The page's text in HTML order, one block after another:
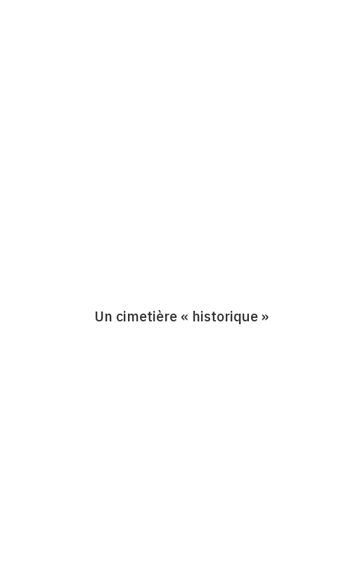
Un cimetière « historique »